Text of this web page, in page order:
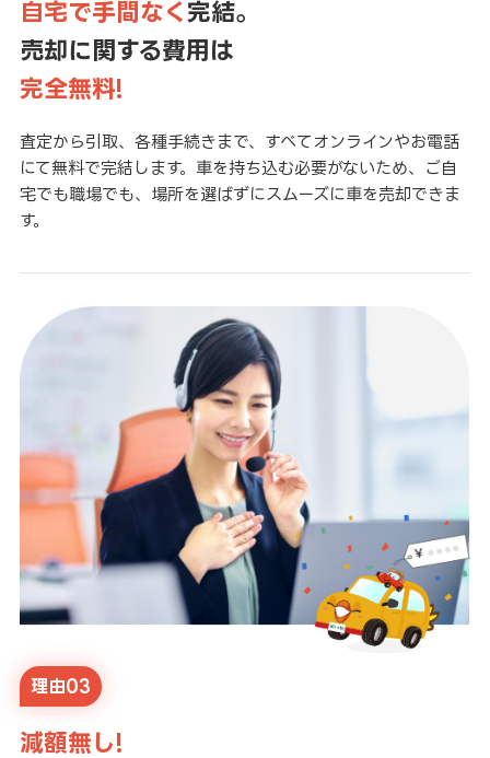
自宅で手間なく 完結。
売却に関する費用は
完全無料!
査定から引取、各種手続きまで、すべてオンラインやお電話
にて無料で完結します。車を持ち込む必要がないため、ご自
宅でも職場でも、場所を選ばずにスムーズに車を売却できま
す。
理由03
減額無し!